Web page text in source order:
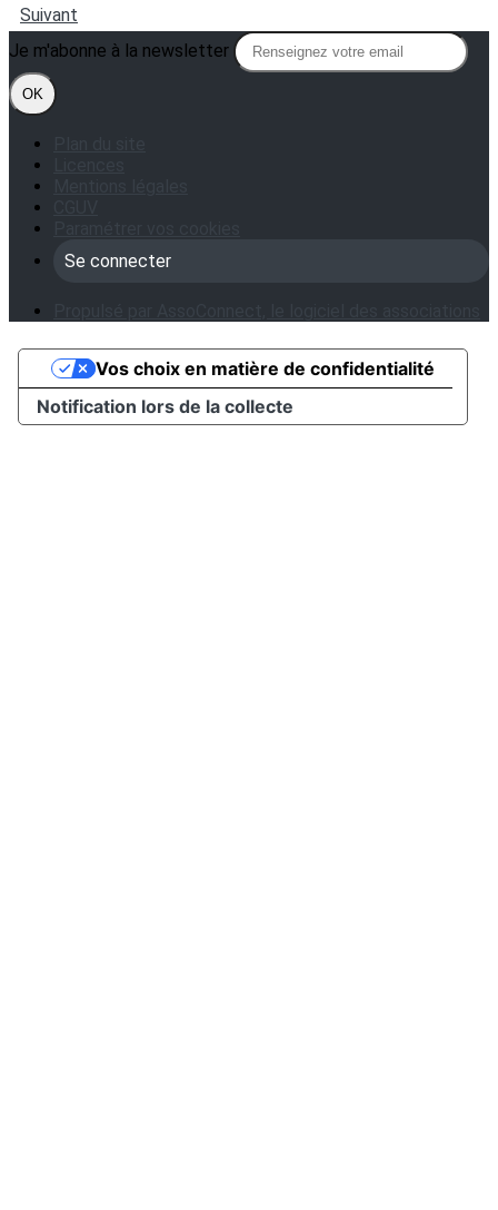
Suivant
Je m'abonne à la newsletter
OK
Se connecter
Notification lors de la collecte
Vos choix en matière de confidentialité